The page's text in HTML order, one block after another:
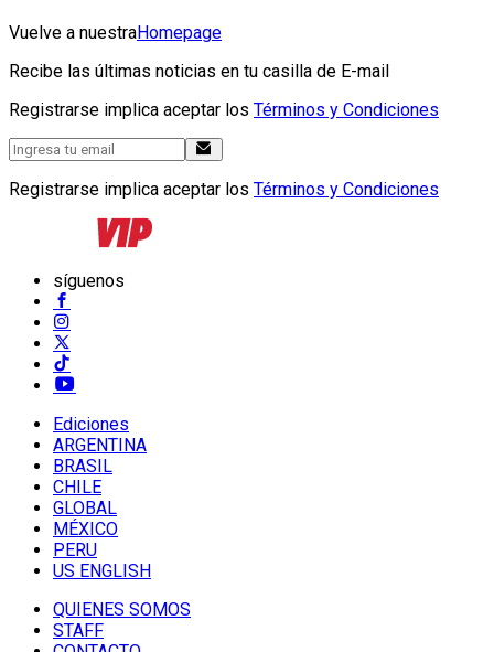
Vuelve a nuestraHomepage
Recibe las últimas noticias en tu casilla de E-mail
Registrarse implica aceptar los Términos y Condiciones
Registrarse implica aceptar los Términos y Condiciones
síguenos
Ediciones
ARGENTINA
BRASIL
CHILE
GLOBAL
MÉXICO
PERU
US ENGLISH
QUIENES SOMOS
STAFF